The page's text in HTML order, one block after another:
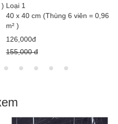
Loại 1
40 x 40 cm (Thùng 6 viên = 0,96
m² )
23,000đ
25,000 đ